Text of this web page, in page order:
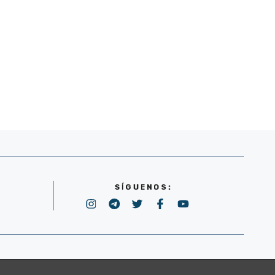
SÍGUENOS: